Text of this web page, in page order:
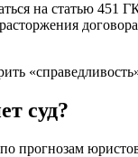
на статью 451
суд?
прогнозам